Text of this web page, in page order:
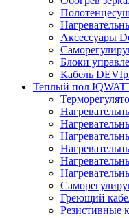
Аксессуары
Блоки
Кабель
Теплый пол
Греющий
Резистивные